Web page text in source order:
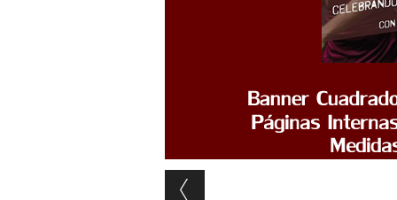
Post navigation